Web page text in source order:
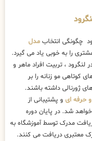
چگونگی انتخاب مدل
را به خوبی یاد می گیرد.
، تربیت افراد ماهر و
کوتاهی مو زنانه را بر
داشته باشند.
حرفه ای و پشتیبانی از
خواهد شد. در پایان دوره
مدرک توسط آموزشگاه به
معتبری دریافت می کنند.